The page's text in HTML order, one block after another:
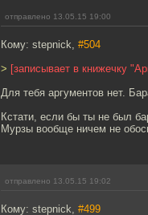
отправлено 13.05.15 19:00
Кому: stepnick, #504
> [записывает в книжечку
Для тебя аргументов нет.
Кстати, если бы ты не был
Мурзы вообще ничем не
отправлено 13.05.15 19:02
Кому: stepnick, #499